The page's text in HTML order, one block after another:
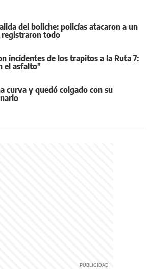
del boliche: policías atacaron a un
registraron todo
incidentes de los trapitos a la Ruta 7:
el asfalto"
curva y quedó colgado con su